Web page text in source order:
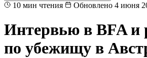
10 мин чтения Обновлено 4 июня
Интервью в BFA и
по убежищу в